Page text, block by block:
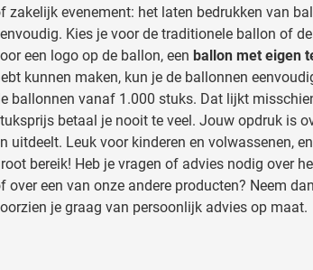
zakelijk evenement: het laten bedrukken van
Kies je voor de traditionele ballon of
een logo op de ballon, een ballon met eigen
kunnen maken, kun je de ballonnen
ballonnen vanaf 1.000 stuks. Dat lijkt
betaal je nooit te veel. Jouw opdruk is
uitdeelt. Leuk voor kinderen en volwassenen,
bereik! Heb je vragen of advies nodig over
over een van onze andere producten? Neem dan
je graag van persoonlijk advies op maat.